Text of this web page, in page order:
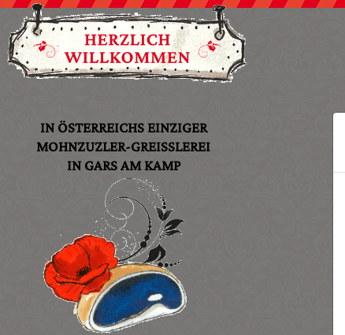
IN ÖSTERREICHS EINZIGER
MOHNZUZLER-GREISSLEREI
IN GARS AM KAMP